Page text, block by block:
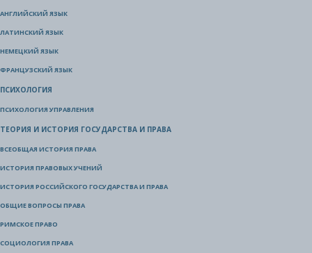
АНГЛИЙСКИЙ ЯЗЫК
ЛАТИНСКИЙ ЯЗЫК
НЕМЕЦКИЙ ЯЗЫК
ФРАНЦУЗСКИЙ ЯЗЫК
ПСИХОЛОГИЯ
ПСИХОЛОГИЯ УПРАВЛЕНИЯ
ТЕОРИЯ И ИСТОРИЯ ГОСУДАРСТВА И ПРАВА
ВСЕОБЩАЯ ИСТОРИЯ ПРАВА
ИСТОРИЯ ПРАВОВЫХ УЧЕНИЙ
ИСТОРИЯ РОССИЙСКОГО ГОСУДАРСТВА И ПРАВА
ОБЩИЕ ВОПРОСЫ ПРАВА
РИМСКОЕ ПРАВО
СОЦИОЛОГИЯ ПРАВА